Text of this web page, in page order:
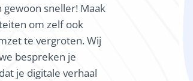
gewoon sneller! Maak
om zelf ook
te vergroten. Wij
bespreken je
je digitale verhaal